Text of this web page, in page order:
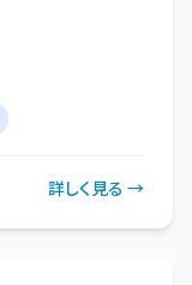
詳しく見る →